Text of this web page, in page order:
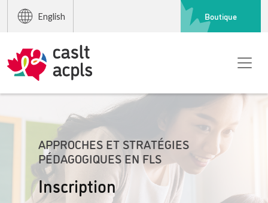
English Boutique
APPROCHES ET STRATÉGIES
PÉDAGOGIQUES EN FLS
Inscription